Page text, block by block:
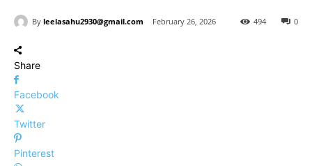
By leelasahu2930@gmail.com February 26, 2026 0
494
Share
Facebook
Twitter
Pinterest